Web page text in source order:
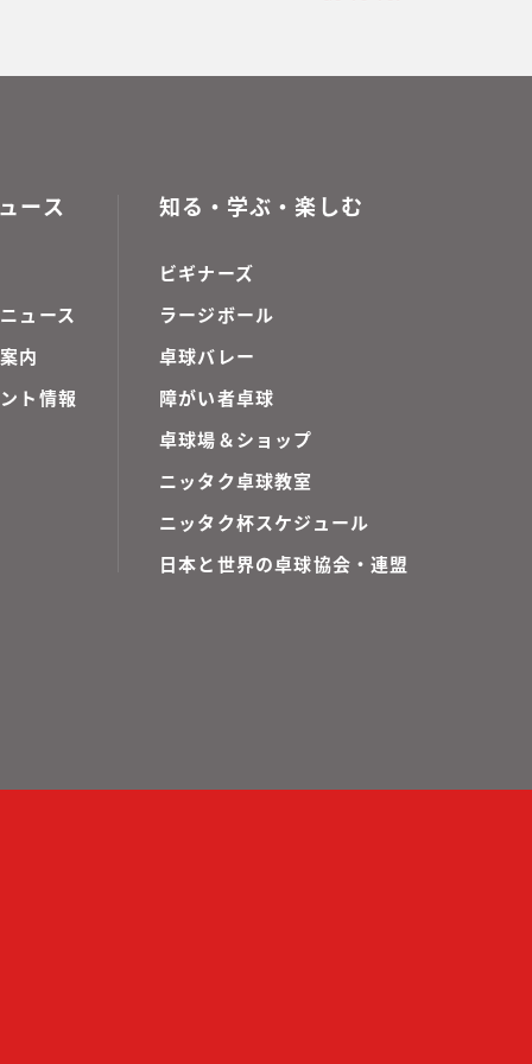
ース
ュース
内
ト情報
知る・学ぶ・楽しむ
ビギナーズ
ラージボール
卓球バレー
障がい者卓球
卓球場＆ショップ
ニッタク卓球教室
ニッタク杯スケジュール
日本と世界の卓球協会・連盟